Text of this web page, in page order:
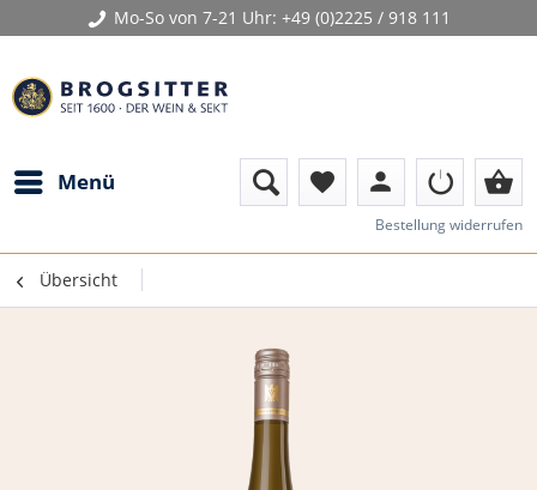
Mo-So von 7-21 Uhr: +49 (0)2225 / 918 111
Menü favorite person shopping_basket
Bestellung widerrufen
Übersicht